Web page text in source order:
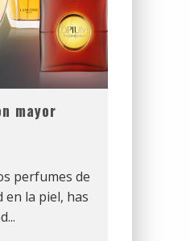
mayor
perfumes de
la piel, has
...